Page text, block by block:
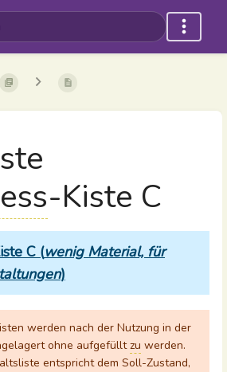
-Kiste C
C (wenig Material, für
)
werden nach der Nutzung in der
ohne aufgefülltzu werden.
entspricht dem Soll-Zustand,